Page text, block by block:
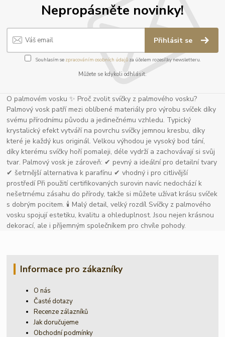
Nepropásněte novinky!
Přihlásit se
Souhlasím se zpracováním osobních údajůza účelem rozesílky newsletteru.
Můžete se kdykoli odhlásit.
O palmovém vosku ✨ Proč zvolit svíčky z palmového vosku?
Palmový vosk patří mezi oblíbené materiály pro výrobu svíček díky
svému přírodnímu původu a jedinečnému vzhledu. Typický
krystalický efekt vytváří na povrchu svíčky jemnou kresbu, díky
které je každý kus originál. Velkou výhodou je vysoký bod tání,
díky kterému svíčky hoří pomaleji, déle vydrží a zachovávají si svůj
tvar. Palmový vosk je zároveň: ✔ pevný a ideální pro detailní tvary
✔ šetrnější alternativa k parafínu ✔ vhodný i pro citlivější
prostředí Při použití certifikovaných surovin navíc nedochází k
nešetrnému zásahu do přírody, takže si můžete užívat krásu svíček
s dobrým pocitem. 🕯 Malý detail, velký rozdíl Svíčky z palmového
vosku spojují estetiku, kvalitu a ohleduplnost. Jsou nejen krásnou
dekorací, ale i příjemným společníkem pro chvíle pohody.
Informace pro zákazníky
O nás
Časté dotazy
Recenze zálazníků
Jak doručujeme
Obchodní podmínky